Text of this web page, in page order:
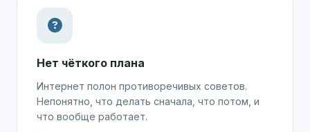
Нет чёткого плана
Интернет полон противоречивых советов.
Непонятно, что делать сначала, что потом, и
что вообще работает.